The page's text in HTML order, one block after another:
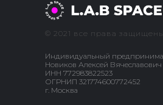
© 2021 все права защищены
Индивидуальный
Новиков Алексей Вячеславович
ИНН 772983822523
ОГРНИП 321774600772452
г. Москва